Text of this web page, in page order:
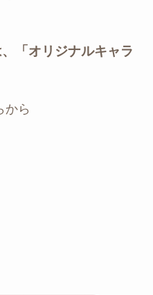
「オリジナルキャラ
から